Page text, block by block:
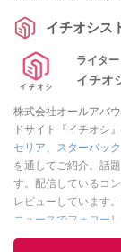
イチオシス
ライタ
イチオ
株式会社オールアバ
ドサイト『イチオシ
セリア、 スターバッ
を通してご紹介。話
す。配信しているコ
レビューしています
ニュースでフォロー